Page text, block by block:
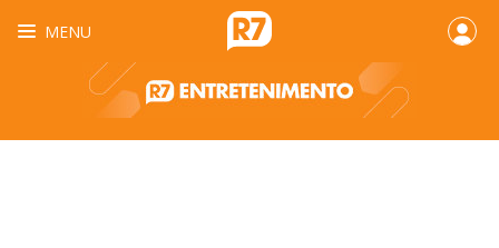
MENU